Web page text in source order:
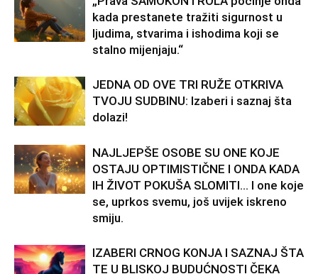
kada prestanete tražiti sigurnost u
ljudima, stvarima i ishodima koji se
stalno mijenjaju.“
JEDNA OD OVE TRI RUŽE OTKRIVA
TVOJU SUDBINU: Izaberi i saznaj šta
dolazi!
NAJLJEPŠE OSOBE SU ONE KOJE
OSTAJU OPTIMISTIČNE I ONDA KADA
IH ŽIVOT POKUŠA SLOMITI… I one koje
se, uprkos svemu, još uvijek iskreno
smiju.
IZABERI CRNOG KONJA I SAZNAJ ŠTA
TE U BLISKOJ BUDUĆNOSTI ČEKA